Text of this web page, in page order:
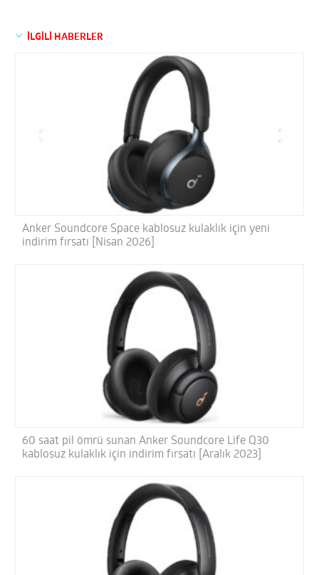
İLGİLİ HABERLER
Anker Soundcore Space kablosuz kulaklık için yeni
indirim fırsatı [Nisan 2026]
60 saat pil ömrü sunan Anker Soundcore Life Q30
kablosuz kulaklık için indirim fırsatı [Aralık 2023]